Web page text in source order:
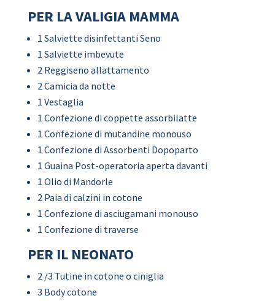
PER LA VALIGIA MAMMA
1 Salviette disinfettanti Seno
1 Salviette imbevute
2 Reggiseno allattamento
2 Camicia da notte
1 Vestaglia
1 Confezione di coppette assorbilatte
1 Confezione di mutandine monouso
1 Confezione di Assorbenti Dopoparto
1 Guaina Post-operatoria aperta davanti
1 Olio di Mandorle
2 Paia di calzini in cotone
1 Confezione di asciugamani monouso
1 Confezione di traverse
PER IL NEONATO
2 /3 Tutine in cotone o ciniglia
3 Body cotone